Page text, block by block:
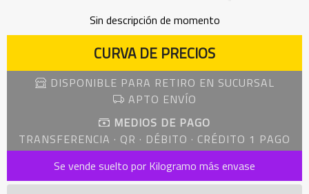
Sin descripción de momento
CURVA DE PRECIOS
DISPONIBLE PARA RETIRO EN SUCURSAL
APTO ENVÍO
MEDIOS DE PAGO
TRANSFERENCIA · QR · DÉBITO · CRÉDITO 1 PAGO
Se vende suelto por Kilogramo más envase